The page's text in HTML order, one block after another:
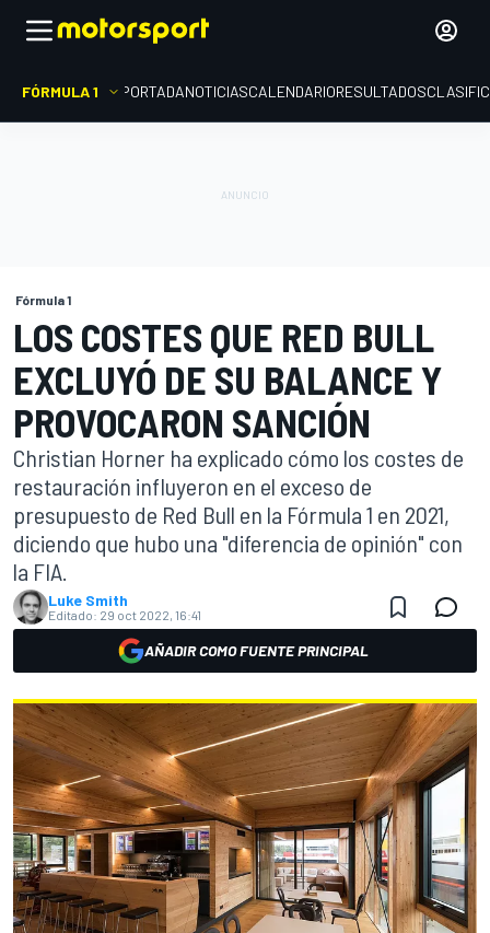
FÓRMULA 1 PORTADANOTICIASCALENDARIORESULTADOS
Fórmula 1
LOS COSTES QUE RED BULL
EXCLUYÓ DE SU BALANCE Y
PROVOCARON SANCIÓN
Christian Horner ha explicado cómo los costes de
restauración influyeron en el exceso de
presupuesto de Red Bull en la Fórmula 1 en 2021,
diciendo que hubo una "diferencia de opinión" con
la FIA.
Luke Smith
Editado: 29 oct 2022, 16:41
AÑADIR COMO FUENTE PRINCIPAL